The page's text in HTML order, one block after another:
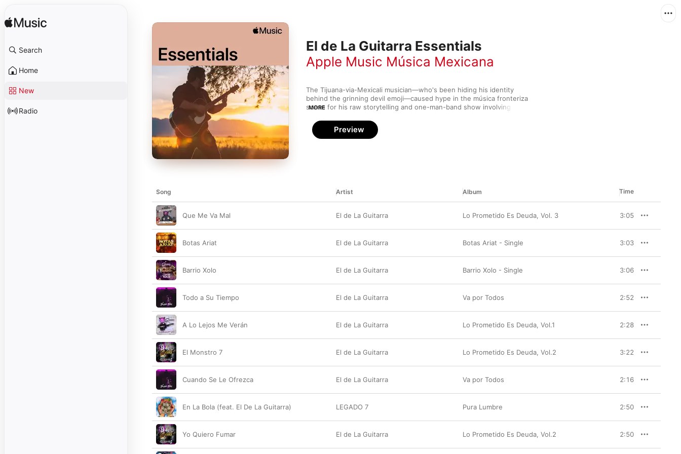
Search
Home
New
Radio
El de La Guitarra Essentials
Apple Music Música Mexicana
The Tijuana-via-Mexicali musician—who's been hiding his identity
behind the grinning devil emoji—caused hype in the música fronteriza
scene for his raw storytelling and one-man-band show involving a
following busking before he released a trilogy of LPs in 2018.
Channeling the narcocorridos of yesteryear with contemporary
awareness, the enigmatic guitarist sings of a border-life existence
MORE
Preview
Song Artist Album Time
Que Me Va Mal El de La Guitarra Lo Prometido Es Deuda, Vol. 3 3:05
Botas Ariat El de La Guitarra Botas Ariat - Single 3:03
Barrio Xolo El de La Guitarra Barrio Xolo - Single 3:06
Todo a Su Tiempo El de La Guitarra Va por Todos 2:52
A Lo Lejos Me Verán El de La Guitarra Lo Prometido Es Deuda, Vol.1 2:28
El Monstro 7 El de La Guitarra Lo Prometido Es Deuda, Vol.2 3:22
Cuando Se Le Ofrezca El de La Guitarra Va por Todos 2:16
En La Bola (feat. El De La Guitarra) LEGADO 7 Pura Lumbre 2:50
Yo Quiero Fumar El de La Guitarra Lo Prometido Es Deuda, Vol.2 2:50